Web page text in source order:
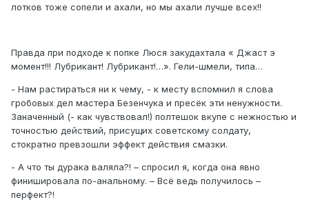
лотков тоже сопели и ахали, но мы ахали лучше всех!!
Правда при подходе к попке Люся закудахтала « Джаст э
момент!!! Лубрикант! Лубрикант!…». Гели-шмели, типа…
- Нам растираться ни к чему, - к месту вспомнил я слова
гробовых дел мастера Безенчука и пресёк эти ненужности.
Заначенный (- как чувствовал!) полтешок вкупе с нежностью и
точностью действий, присущих советскому солдату,
стократно превзошли эффект действия смазки.
- А что ты дурака валяла?! – спросил я, когда она явно
финишировала по-анальному. – Всё ведь получилось –
перфект?!